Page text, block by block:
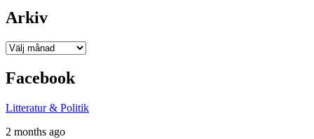
Arkiv
Arkiv
Facebook
Litteratur & Politik
2 months ago